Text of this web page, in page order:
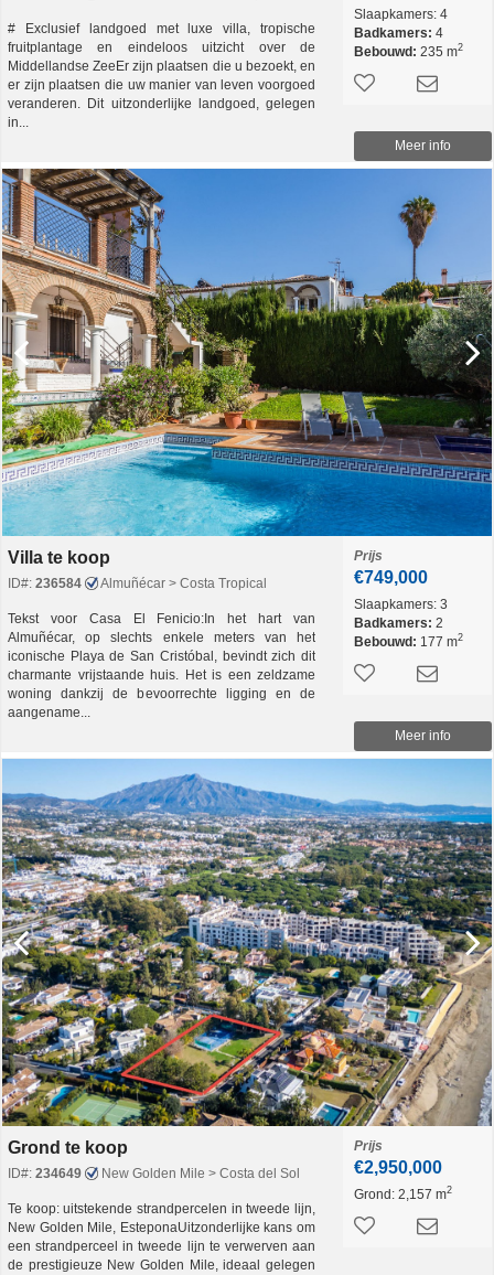
# Exclusief landgoed met luxe villa, tropische
fruitplantage en eindeloos uitzicht over de
Middellandse ZeeEr zijn plaatsen die u bezoekt, en
er zijn plaatsen die uw manier van leven voorgoed
veranderen. Dit uitzonderlijke landgoed, gelegen
in...
Slaapkamers: 4
Badkamers: 4
Bebouwd: 235 m2
Meer info
Villa te koop
ID#: 236584 Almuñécar > Costa Tropical
Tekst voor Casa El Fenicio:In het hart van
Almuñécar, op slechts enkele meters van het
iconische Playa de San Cristóbal, bevindt zich dit
charmante vrijstaande huis. Het is een zeldzame
woning dankzij de bevoorrechte ligging en de
aangename...
Prijs
€749,000
Slaapkamers: 3
Badkamers: 2
Bebouwd: 177 m2
Meer info
Grond te koop
ID#: 234649 New Golden Mile > Costa del Sol
Te koop: uitstekende strandpercelen in tweede lijn,
New Golden Mile, EsteponaUitzonderlijke kans om
een strandperceel in tweede lijn te verwerven aan
de prestigieuze New Golden Mile, ideaal gelegen
Prijs
€2,950,000
Grond: 2,157 m2